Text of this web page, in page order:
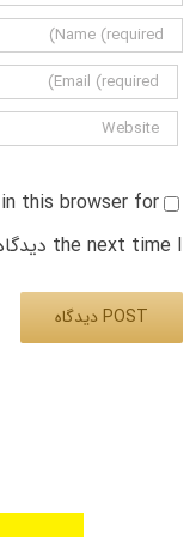
this browser for
the next time I دیدگاه.